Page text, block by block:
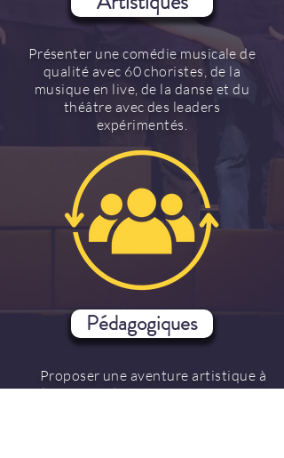
Présenter une comédie musicale de
qualité avec 60 choristes, de la
musique en live, de la danse et du
théâtre avec des leaders
expérimentés.
Pédagogiques
Proposer une aventure artistique à
des jeunes de 13 à 20 ans, vivre une